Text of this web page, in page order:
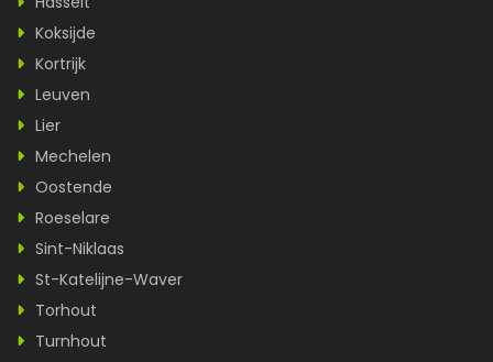
Koksijde
Kortrijk
Leuven
Lier
Mechelen
Oostende
Roeselare
Sint-Niklaas
St-Katelijne-Waver
Torhout
Turnhout